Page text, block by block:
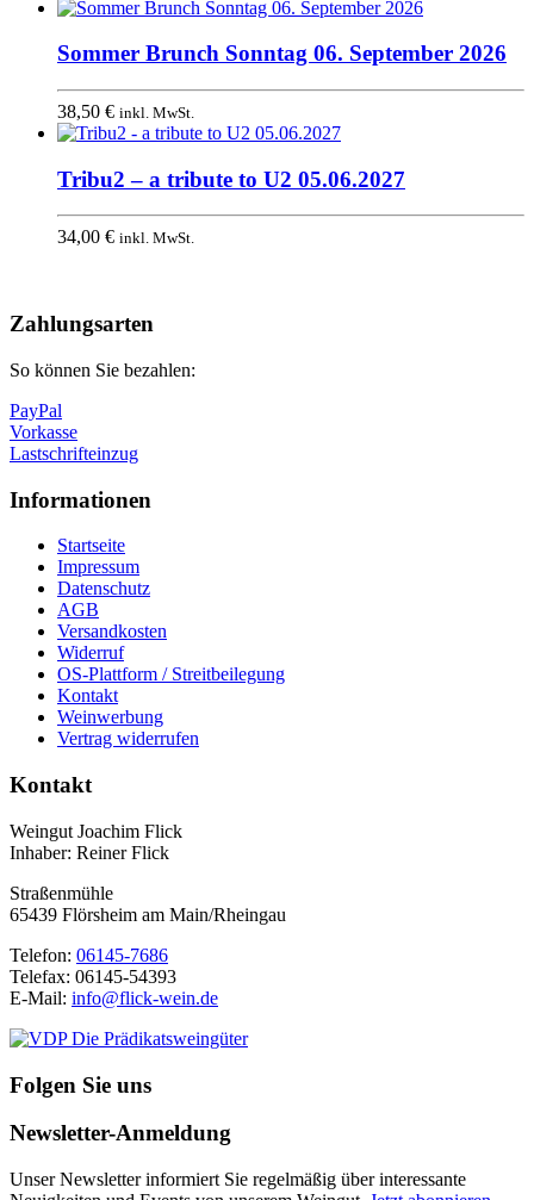
Sommer Brunch Sonntag 06. September 2026
38,50 € inkl. MwSt.
Tribu2 – a tribute to U2 05.06.2027
34,00 € inkl. MwSt.
oben
Zahlungsarten
So können Sie bezahlen:
PayPal
Vorkasse
Lastschrifteinzug
Informationen
Startseite
Impressum
Datenschutz
AGB
Versandkosten
Widerruf
OS-Plattform / Streitbeilegung
Kontakt
Weinwerbung
Vertrag widerrufen
Kontakt
Weingut Joachim Flick
Inhaber: Reiner Flick
Straßenmühle
65439 Flörsheim am Main/Rheingau
Telefon: 06145-7686
Telefax: 06145-54393
E-Mail: info@flick-wein.de
Folgen Sie uns
Newsletter-Anmeldung
Unser Newsletter informiert Sie regelmäßig über interessante